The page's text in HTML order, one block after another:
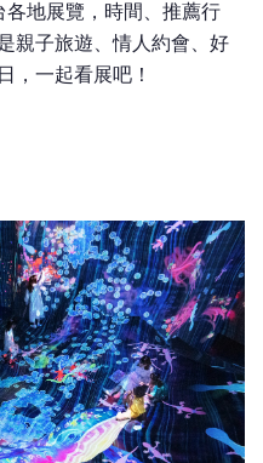
地展覽，時間、推薦行
親子旅遊、情人約會、好
，一起看展吧！